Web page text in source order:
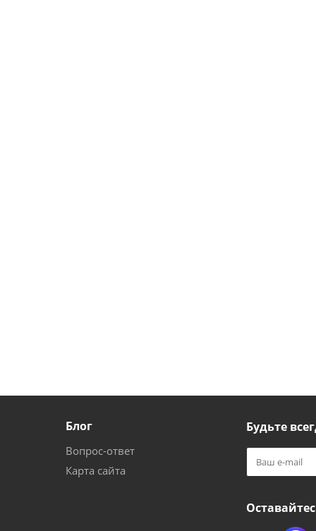
Блог
Вопрос-ответ
Карта сайта
Будьте